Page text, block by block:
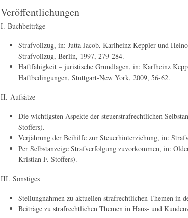
Veröffentlichungen
I. Buchbeiträge
Strafvollzug, in: Jutta Jacob, Karlheinz Keppler und
Strafvollzug, Berlin, 1997, 279-284.
Haftfähigkeit – juristische Grundlagen, in: Karlheinz
Haftbedingungen, Stuttgart-New York, 2009, 56-62.
II. Aufsätze
Die wichtigsten Aspekte der steuerstrafrechtlichen
Stoffers).
Verjährung der Beihilfe zur Steuerhinterziehung, in:
Per Selbstanzeige Strafverfolgung zuvorkommen, in:
Kristian F. Stoffers).
III. Sonstiges
Stellungnahmen zu aktuellen strafrechtlichen Themen in
Beiträge zu strafrechtlichen Themen in Haus- und